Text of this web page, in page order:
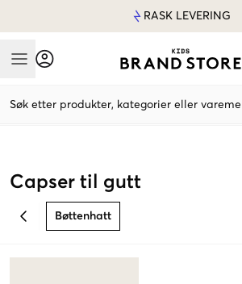
RASK LEVERING
Mobile Menu
Søk etter produkter, kategorier eller
Capser til gutt
BACK Bøttenhatt